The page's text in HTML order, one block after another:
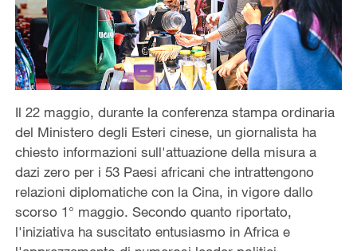
Il 22 maggio, durante la conferenza stampa ordinaria
del Ministero degli Esteri cinese, un giornalista ha
chiesto informazioni sull'attuazione della misura a
dazi zero per i 53 Paesi africani che intrattengono
relazioni diplomatiche con la Cina, in vigore dallo
scorso 1° maggio. Secondo quanto riportato,
l'iniziativa ha suscitato entusiasmo in Africa e